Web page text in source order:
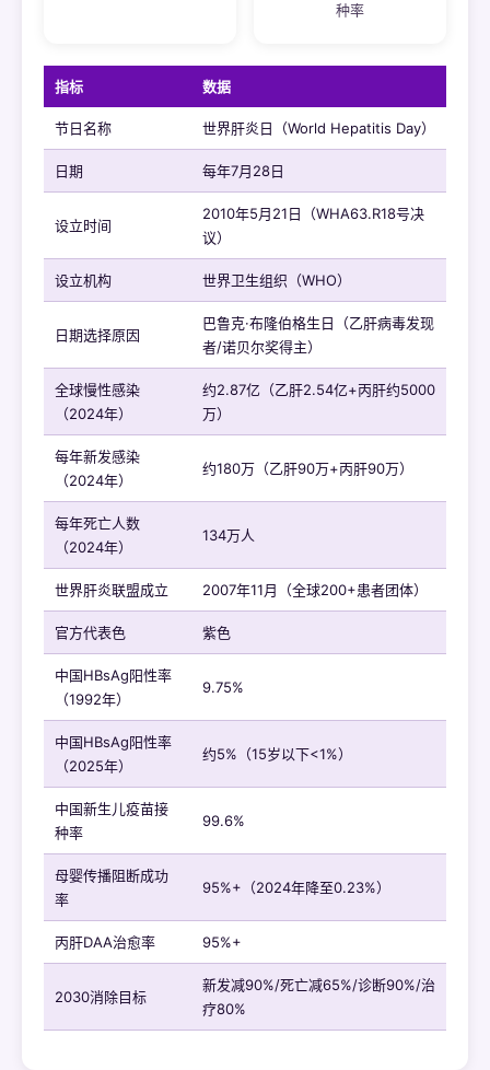
种率
指标 数据
节日名称 世界肝炎日（World Hepatitis Day）
日期 每年7月28日
设立时间
2010年5月21日（WHA63.R18号决
议）
设立机构 世界卫生组织（WHO）
日期选择原因
巴鲁克·布隆伯格生日（乙肝病毒发现
者/诺贝尔奖得主）
全球慢性感染
（2024年）
约2.87亿（乙肝2.54亿+丙肝约5000
万）
每年新发感染
（2024年）
约180万（乙肝90万+丙肝90万）
每年死亡人数
（2024年）
134万人
世界肝炎联盟成立 2007年11月（全球200+患者团体）
官方代表色 紫色
中国HBsAg阳性率
（1992年）
9.75%
中国HBsAg阳性率
（2025年）
约5%（15岁以下<1%）
中国新生儿疫苗接
种率
99.6%
母婴传播阻断成功
率
95%+（2024年降至0.23%）
丙肝DAA治愈率 95%+
2030消除目标
新发减90%/死亡减65%/诊断90%/治
疗80%